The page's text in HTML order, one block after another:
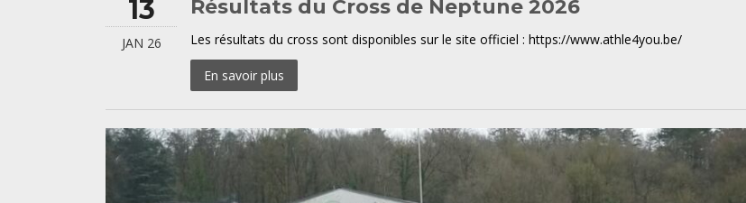
13
JAN 26
Résultats du Cross de Neptune 2026
Les résultats du cross sont disponibles sur le site officiel : https://www.athle4you.be/
En savoir plus